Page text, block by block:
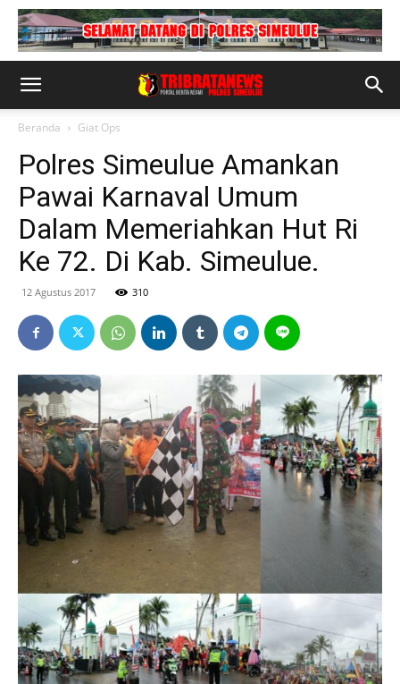
Beranda Giat Ops
Polres Simeulue Amankan
Pawai Karnaval Umum
Dalam Memeriahkan Hut Ri
Ke 72. Di Kab. Simeulue.
12 Agustus 2017 310